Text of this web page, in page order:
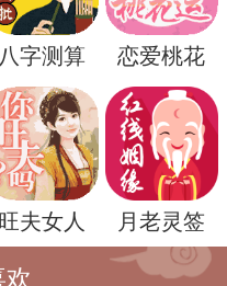
为梦者内心深处潜
八字测算 恋爱桃花
旺夫女人 月老灵签